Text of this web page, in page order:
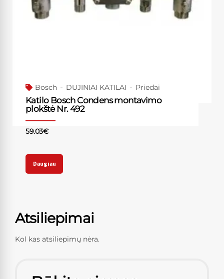
Bosch DUJINIAI KATILAI Priedai
Katilo Bosch Condens montavimo
plokštė Nr. 492
59.03€
Daugiau
Atsiliepimai
Kol kas atsiliepimų nėra.